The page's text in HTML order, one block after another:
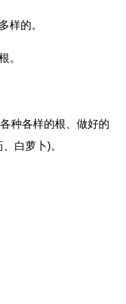
的。
。
各样的根、做好的
白萝卜)。